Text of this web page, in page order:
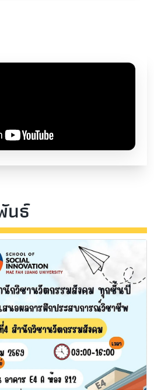
นธ์